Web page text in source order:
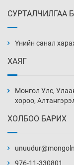
СУРТАЛЧИЛГАА
Үнийн санал
ХАЯГ
Монгол Улс,
хороо,
ХОЛБОО БАРИХ
976-11-330801